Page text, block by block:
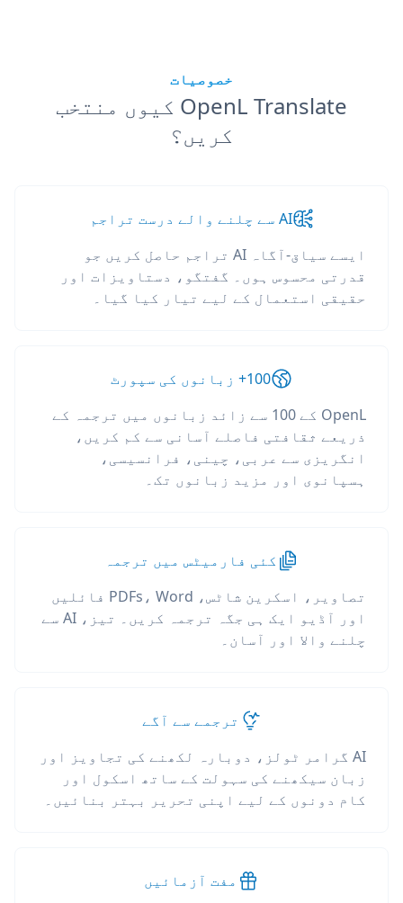
خصوصیات
OpenL Translate کیوں منتخب
کریں؟
AI سے چلنے والے درست تراجم
ایسے سیاق-آگاہ AI تراجم حاصل کریں جو
قدرتی محسوس ہوں۔ گفتگو، دستاویزات اور
حقیقی استعمال کے لیے تیار کیا گیا۔
100+ زبانوں کی سپورٹ
OpenL کے 100 سے زائد زبانوں میں ترجمہ کے
ذریعے ثقافتی فاصلے آسانی سے کم کریں،
انگریزی سے عربی، چینی، فرانسیسی،
ہسپانوی اور مزید زبانوں تک۔
کئی فارمیٹس میں ترجمہ
تصاویر، اسکرین شاٹس، PDFs، Word فائلیں
اور آڈیو ایک ہی جگہ ترجمہ کریں۔ تیز، AI سے
چلنے والا اور آسان۔
ترجمے سے آگے
AI گرامر ٹولز، دوبارہ لکھنے کی تجاویز اور
زبان سیکھنے کی سہولت کے ساتھ اسکول اور
کام دونوں کے لیے اپنی تحریر بہتر بنائیں۔
مفت آزمائیں